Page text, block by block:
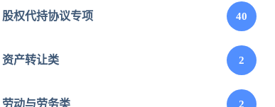
股权代持协议专项 40
资产转让类 2
劳动与劳务类 2